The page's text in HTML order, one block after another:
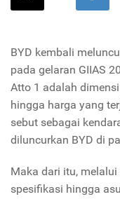
BYD kembali
pada gelaran GIIAS
Atto 1 adalah
hingga harga yang
sebut sebagai
diluncurkan BYD di
Maka dari itu,
spesifikasi hingga